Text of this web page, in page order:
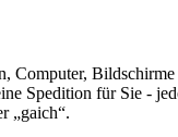
Computer,
Spedition für Sie -
gaich .